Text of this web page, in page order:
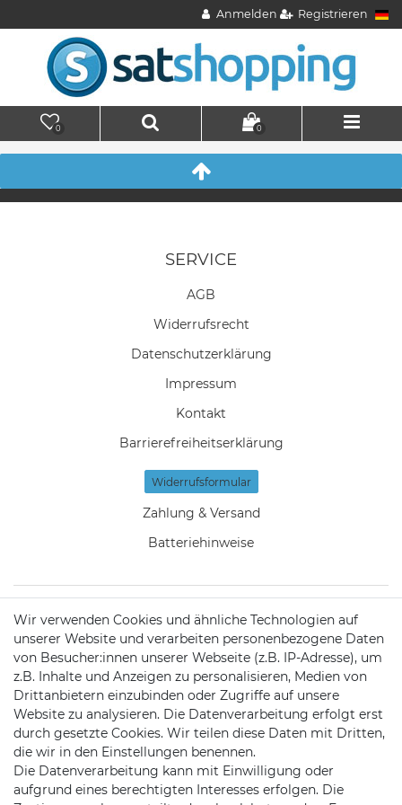
Anmelden Registrieren
0 0
SERVICE
AGB
Widerrufs­recht
Daten­schutz­erklärung
Impressum
Kontakt
Barrierefreiheitserklärung
Widerrufs­formular
Zahlung & Versand
Batteriehinweise
KONTAKT
Telefon:09721 / 9453362
Mail:info@satshopping.de
Kopenhagenstr. 4
97424 Schweinfurt
Wir verwenden Cookies und ähnliche Technologien auf
unserer Website und verarbeiten personenbezogene Daten
von Besucher:innen unserer Webseite (z.B. IP-Adresse), um
z.B. Inhalte und Anzeigen zu personalisieren, Medien von
Drittanbietern einzubinden oder Zugriffe auf unsere
Website zu analysieren. Die Datenverarbeitung erfolgt erst
durch gesetzte Cookies. Wir teilen diese Daten mit Dritten,
die wir in den Einstellungen benennen.
Die Datenverarbeitung kann mit Einwilligung oder
aufgrund eines berechtigten Interesses erfolgen. Die